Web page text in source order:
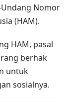
Nomor
(HAM).
HAM, pasal
berhak
untuk
sosialnya.